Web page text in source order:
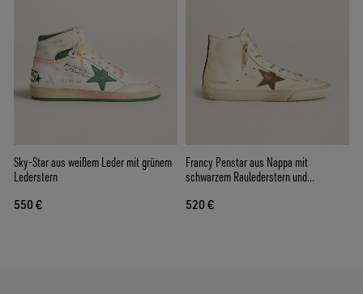
Sky-Star aus weißem Leder mit grünem
Lederstern
550 €
Francy Penstar aus Nappa mit
schwarzem Raulederstern und
520 €